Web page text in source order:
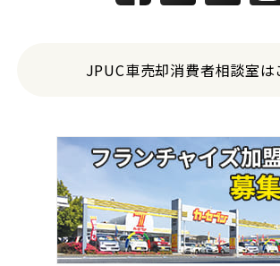
2
アルファード
3位
トヨタ
ヴォクシー
ＳＵＶ・クロカン
JPUC車売却消費者相談室は